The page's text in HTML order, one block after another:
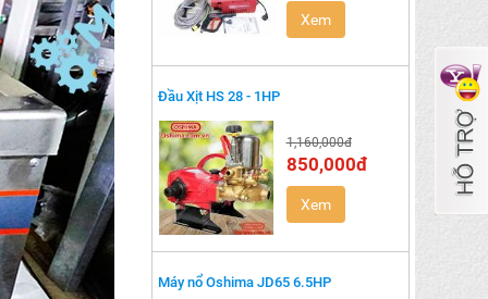
Xem
Đầu Xịt HS 28 - 1HP
1,160,000đ
850,000đ
Xem
Máy nổ Oshima JD65 6.5HP